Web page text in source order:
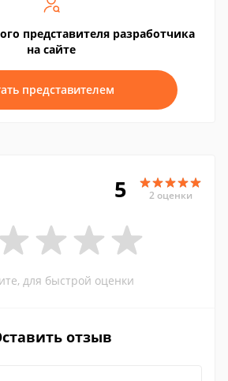
представителя разработчика
на сайте
представителем
5 2 оценки
для быстрой оценки
отзыв